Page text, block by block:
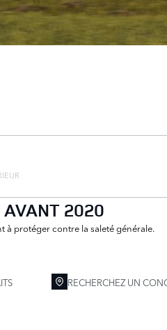
AVANT 2020
à protéger contre la saleté générale.
RECHERCHEZ UN